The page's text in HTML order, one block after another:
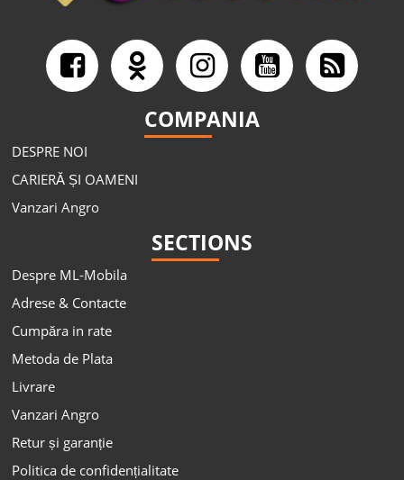
COMPANIA
DESPRE NOI
CARIERĂ ȘI OAMENI
Vanzari Angro
SECTIONS
Despre ML-Mobila
Adrese & Contacte
Cumpăra in rate
Metoda de Plata
Livrare
Vanzari Angro
Retur și garanție
Politica de confidențialitate